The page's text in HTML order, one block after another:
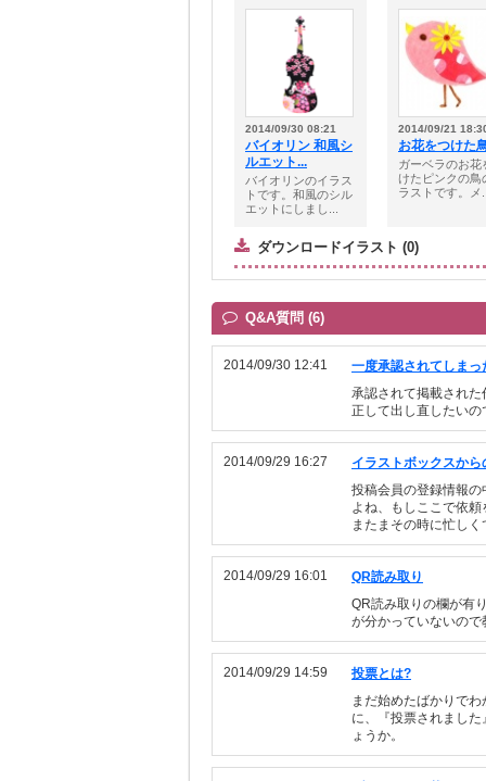
2014/09/30 08:21
バイオリン 和風シ
ルエット...
バイオリンのイラス
トです。和風のシル
エットにしまし...
2014/09/21
お花をつけた
ガーベラのお花
けたピンクの鳥
ラストです。メ
ダウンロードイラスト (0)
Q&A質問 (6)
2014/09/30 12:41
一度承認されてしま
承認されて掲載され
正して出し直したい
2014/09/29 16:27
イラストボックスか
投稿会員の登録情報
よね、もしここで依
またまその時に忙し
2014/09/29 16:01
QR読み取り
QR読み取りの欄が有
が分かっていないの
2014/09/29 14:59
投票とは?
まだ始めたばかりで
に、『投票されまし
ょうか。